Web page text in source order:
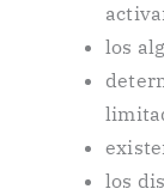
los
los